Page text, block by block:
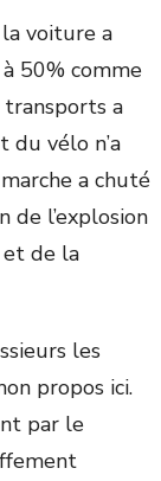
voiture a
50% comme
a
du vélo n’a
a chuté
de l’explosion
de la
les
propos ici.
par le